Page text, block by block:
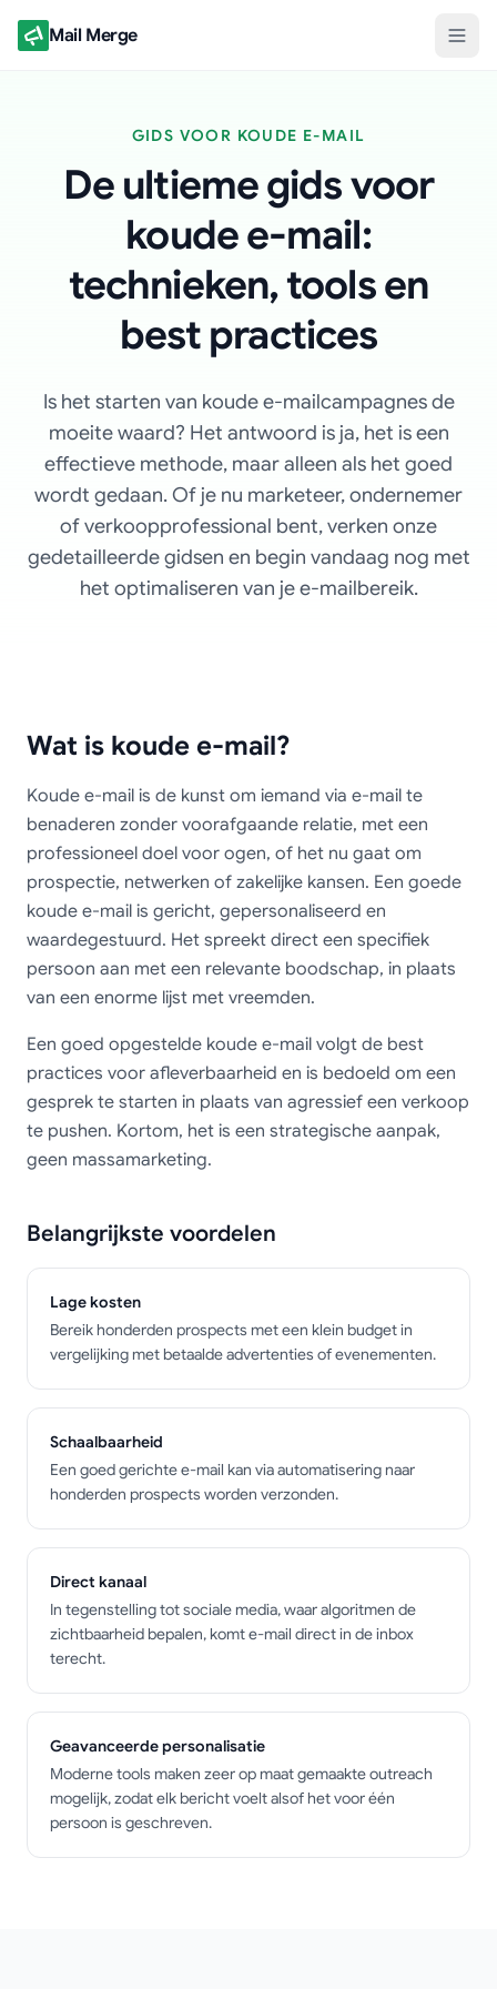
Mail Merge
GIDS VOOR KOUDE E-MAIL
De ultieme gids voor
koude e-mail:
technieken, tools en
best practices
Is het starten van koude e-mailcampagnes de
moeite waard? Het antwoord is ja, het is een
effectieve methode, maar alleen als het goed
wordt gedaan. Of je nu marketeer, ondernemer
of verkoopprofessional bent, verken onze
gedetailleerde gidsen en begin vandaag nog met
het optimaliseren van je e-mailbereik.
Wat is koude e-mail?
Koude e-mail is de kunst om iemand via e-mail te
benaderen zonder voorafgaande relatie, met een
professioneel doel voor ogen, of het nu gaat om
prospectie, netwerken of zakelijke kansen. Een goede
koude e-mail is gericht, gepersonaliseerd en
waardegestuurd. Het spreekt direct een specifiek
persoon aan met een relevante boodschap, in plaats
van een enorme lijst met vreemden.
Een goed opgestelde koude e-mail volgt de best
practices voor afleverbaarheid en is bedoeld om een
gesprek te starten in plaats van agressief een verkoop
te pushen. Kortom, het is een strategische aanpak,
geen massamarketing.
Belangrijkste voordelen
Lage kosten
Bereik honderden prospects met een klein budget in
vergelijking met betaalde advertenties of evenementen.
Schaalbaarheid
Een goed gerichte e-mail kan via automatisering naar
honderden prospects worden verzonden.
Direct kanaal
In tegenstelling tot sociale media, waar algoritmen de
zichtbaarheid bepalen, komt e-mail direct in de inbox
terecht.
Geavanceerde personalisatie
Moderne tools maken zeer op maat gemaakte outreach
mogelijk, zodat elk bericht voelt alsof het voor één
persoon is geschreven.